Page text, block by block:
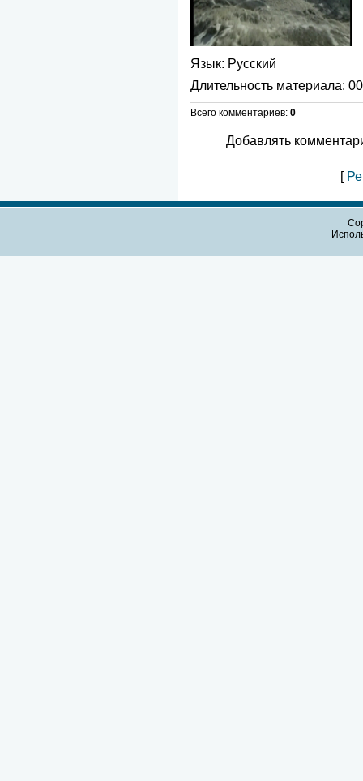
Язык: Русский
Длительность материала:
Всего комментариев: 0
Добавлять
[